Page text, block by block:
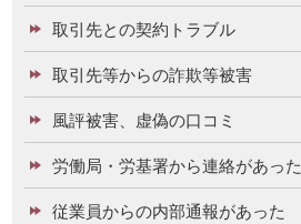
取引先との契約トラブル
取引先等からの詐欺等被害
風評被害、虚偽の口コミ
労働局・労基署から連絡があった
従業員からの内部通報があった